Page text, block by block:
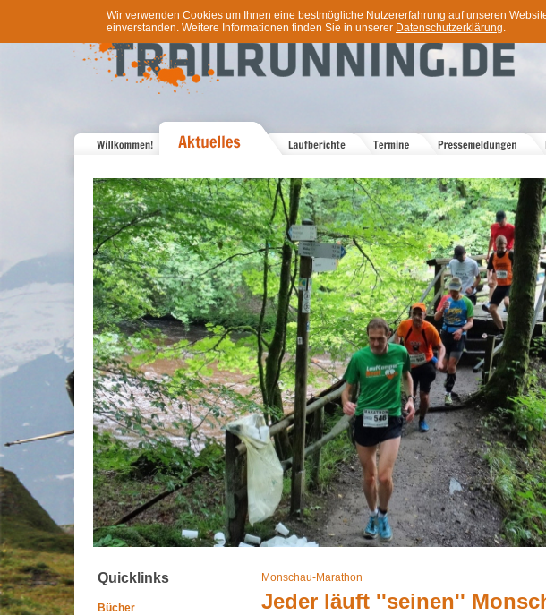
Wir verwenden Cookies um Ihnen eine bestmögliche Nutzererfahrung auf unseren
einverstanden. Weitere Informationen finden Sie in unserer Datenschutzerklärung.
Quicklinks
Bücher
Monschau-Marathon
Jeder läuft ''seinen''